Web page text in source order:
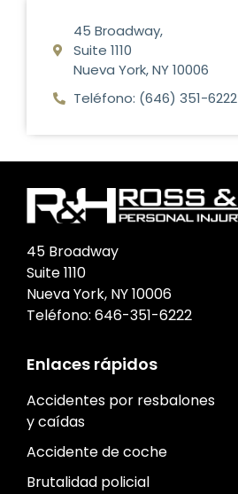
45 Broadway,
Suite 1110
Nueva York, NY 10006
Teléfono: (646) 351-6222
45 Broadway
Suite 1110
Nueva York, NY 10006
Teléfono: 646-351-6222
Enlaces rápidos
Accidentes por resbalones
y caídas
Accidente de coche
Brutalidad policial